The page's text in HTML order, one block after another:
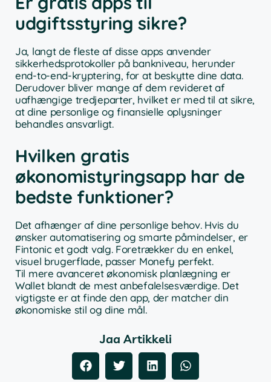
udgiftsstyring sikre?
Ja, langt de fleste af disse apps anvender
sikkerhedsprotokoller på bankniveau, herunder
end-to-end-kryptering, for at beskytte dine data.
Derudover bliver mange af dem revideret af
uafhængige tredjeparter, hvilket er med til at sikre,
at dine personlige og finansielle oplysninger
behandles ansvarligt.
Hvilken gratis
økonomistyringsapp har de
bedste funktioner?
Det afhænger af dine personlige behov. Hvis du
ønsker automatisering og smarte påmindelser, er
Fintonic et godt valg. Foretrækker du en enkel,
visuel brugerflade, passer Monefy perfekt.
Til mere avanceret økonomisk planlægning er
Wallet blandt de mest anbefalelsesværdige. Det
vigtigste er at finde den app, der matcher din
økonomiske stil og dine mål.
Jaa Artikkeli